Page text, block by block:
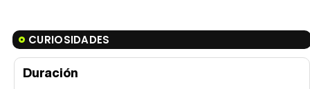
CURIOSIDADES
Duración